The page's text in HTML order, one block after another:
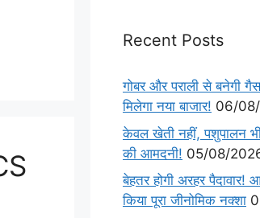
Recent Posts
गोबर और पराली से बनेगी
मिलेगा नया बाजार! 06/
केवल खेती नहीं, पशुपालन भी
की आमदनी! 05/08/
बेहतर होगी अरहर पैदावार!
किया पूरा जीनोमिक नक्शा